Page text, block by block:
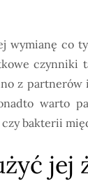
wymianę co
czynniki
z
warto
czy bakterii
jej